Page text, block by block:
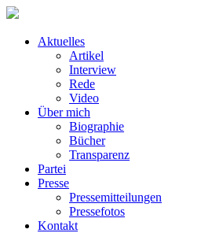
Aktuelles
Artikel
Interview
Rede
Video
Über mich
Biographie
Bücher
Transparenz
Partei
Presse
Pressemitteilungen
Pressefotos
Kontakt